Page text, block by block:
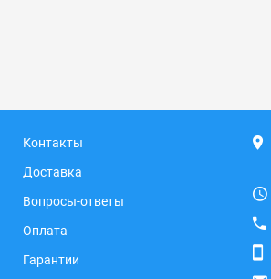
Контакты
Доставка
Вопросы-ответы
Оплата
Гарантии